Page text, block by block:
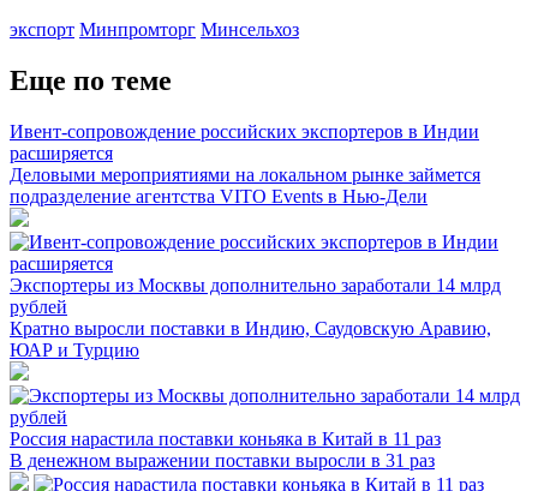
экспорт Минпромторг Минсельхоз
Еще по теме
Ивент-сопровождение российских экспортеров в Индии
расширяется
Деловыми мероприятиями на локальном рынке займется
подразделение агентства VITO Events в Нью-Дели
Экспортеры из Москвы дополнительно заработали 14 млрд
рублей
Кратно выросли поставки в Индию, Саудовскую Аравию,
ЮАР и Турцию
Россия нарастила поставки коньяка в Китай в 11 раз
В денежном выражении поставки выросли в 31 раз